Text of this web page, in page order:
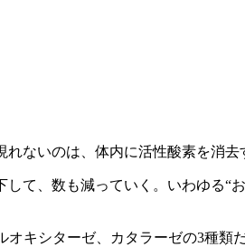
ないのは、体内に活性酸素を消去
て、数も減っていく。いわゆる“
オキシターゼ、カタラーゼの3種